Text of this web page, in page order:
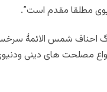
مطلقا مقدم است”.
احناف شمس الائمۀ
مصلحت های دینی